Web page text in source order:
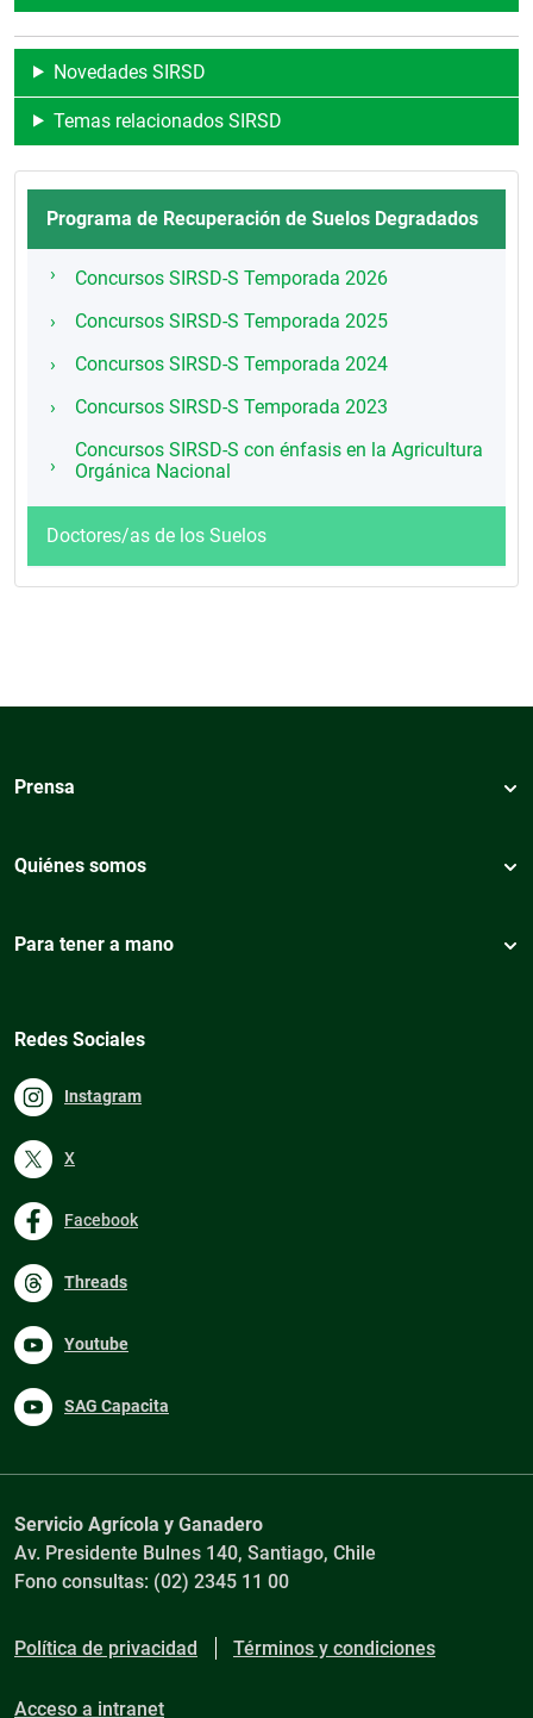
Novedades SIRSD
Temas relacionados SIRSD
Programa de Recuperación de Suelos Degradados
Concursos SIRSD-S Temporada 2026
Concursos SIRSD-S Temporada 2025
Concursos SIRSD-S Temporada 2024
Concursos SIRSD-S Temporada 2023
Concursos SIRSD-S con énfasis en la Agricultura
Orgánica Nacional
Doctores/as de los Suelos
Prensa
Quiénes somos
Para tener a mano
Redes Sociales
Instagram
X
Facebook
Threads
Youtube
SAG Capacita
Servicio Agrícola y Ganadero
Av. Presidente Bulnes 140, Santiago, Chile
Fono consultas: (02) 2345 11 00
Política de privacidad Términos y condiciones
Acceso a intranet